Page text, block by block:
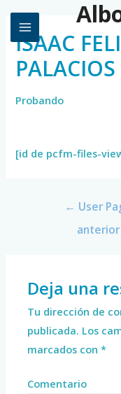
ISAAC
PALACIOS
Probando
[id de pcfm-files-
← User
anterior
Deja una
Tu dirección de
publicada. Los
marcados con*
Comentario